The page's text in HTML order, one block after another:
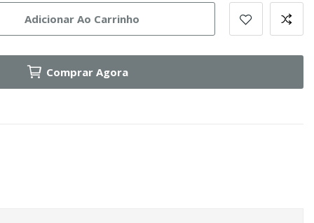
Adicionar Ao Carrinho
Comprar Agora